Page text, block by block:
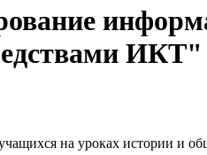
ИКТ"
на уроках истории и